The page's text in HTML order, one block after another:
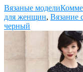
Вязаные модели
для женщин, Вязание
черный